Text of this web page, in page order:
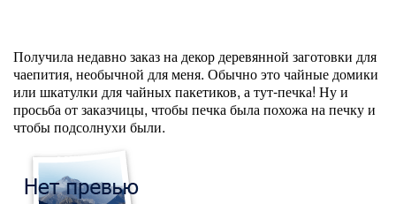
Получила недавно заказ на декор деревянной заготовки для
чаепития, необычной для меня. Обычно это чайные домики
или шкатулки для чайных пакетиков, а тут-печка! Ну и
просьба от заказчицы, чтобы печка была похожа на печку и
чтобы подсолнухи были.